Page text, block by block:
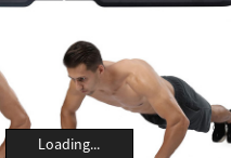
Loading...